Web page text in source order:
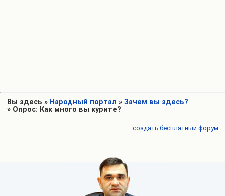
Вы здесь » Народный портал »Зачем вы здесь?
» Опрос: Как много вы курите?
создать бесплатный форум